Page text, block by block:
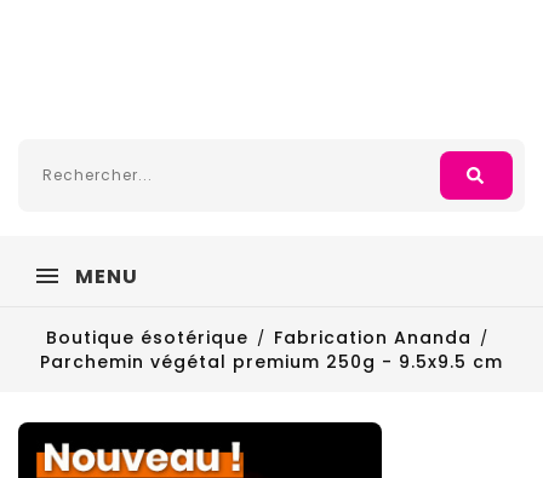
MENU
Boutique ésotérique
Fabrication Ananda
Parchemin végétal premium 250g - 9.5x9.5 cm